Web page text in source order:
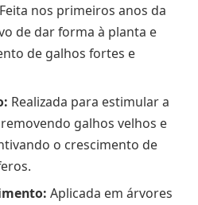
Feita nos primeiros anos da
de dar forma à planta e
de galhos fortes e
Realizada para estimular a
galhos velhos e
o crescimento de
Aplicada em árvores